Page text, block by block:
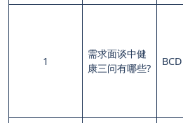
1
需求面谈中健
康三问有哪些?
BCD